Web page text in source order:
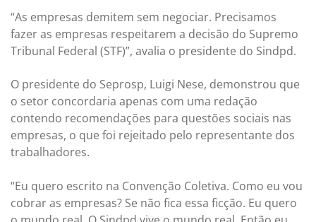
“As empresas demitem sem negociar. Precisamos
fazer as empresas respeitarem a decisão do Supremo
Tribunal Federal (STF)”, avalia o presidente do Sindpd.
O presidente do Seprosp, Luigi Nese, demonstrou que
o setor concordaria apenas com uma redação
contendo recomendações para questões sociais nas
empresas, o que foi rejeitado pelo representante dos
trabalhadores.
“Eu quero escrito na Convenção Coletiva. Como eu vou
cobrar as empresas? Se não fica essa ficção. Eu quero